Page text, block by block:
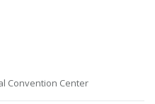
Convention Center